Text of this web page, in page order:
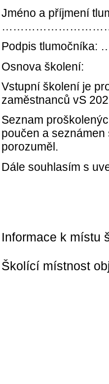
Jméno a příjmení
Podpis
Osnova školení:
Vstupní školení je
zaměstnanců vS
Seznam
poučen a
porozuměl.
Dále souhlasím s
Informace k místu
Školící místnost